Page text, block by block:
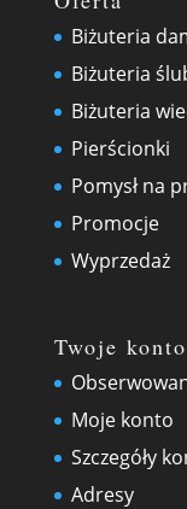
Biżuteria
Biżuteria
Biżuteria
Pierścionki
Pomysł na
Promocje
Wyprzedaż
Twoje konto
Moje konto
Szczegóły
Adresy